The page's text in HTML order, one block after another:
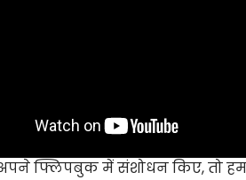
फ्लिपबुक में संशोधन किए, तो